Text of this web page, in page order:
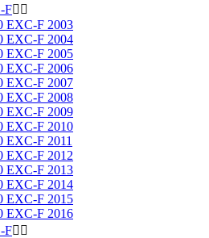
F 
EXC-F 2003
EXC-F 2004
EXC-F 2005
EXC-F 2006
EXC-F 2007
EXC-F 2008
EXC-F 2009
EXC-F 2010
EXC-F 2011
EXC-F 2012
EXC-F 2013
EXC-F 2014
EXC-F 2015
EXC-F 2016
F 